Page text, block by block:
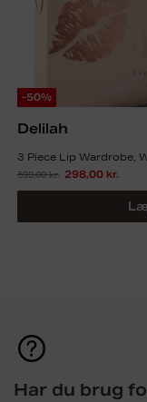
-50%
Delilah
3 Piece Lip Wardrobe,
599,00kr. 298,00 kr.
Har du brug